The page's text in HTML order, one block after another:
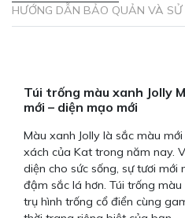
-
Mei
lượng
HƯỚNG DẪN BẢO QUẢN VÀ SỬ
Túi trống màu xanh Jolly
mới – diện mạo mới
Màu xanh Jolly là sắc màu
xách của Kat trong năm nay.
diện cho sức sống, sự tươi mới
đậm sắc lá hơn. Túi trống
trụ hình trống cổ điển cùng